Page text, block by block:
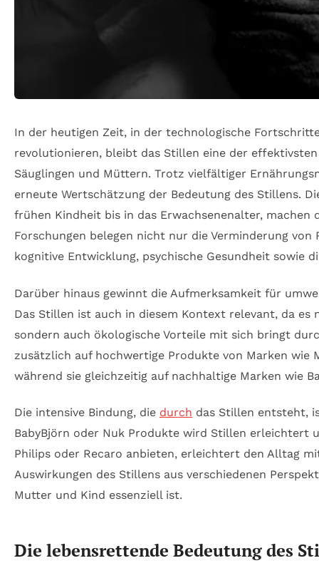
In der heutigen Zeit, in der technologische
revolutionieren, bleibt das Stillen eine der
Säuglingen und Müttern. Trotz vielfältiger
erneute Wertschätzung der Bedeutung des Stillens.
frühen Kindheit bis in das Erwachsenenalter,
Forschungen belegen nicht nur die Verminderung
kognitive Entwicklung, psychische Gesundheit sowie
Darüber hinaus gewinnt die Aufmerksamkeit für
Das Stillen ist auch in diesem Kontext relevant, da
sondern auch ökologische Vorteile mit sich bringt
zusätzlich auf hochwertige Produkte von Marken wie
während sie gleichzeitig auf nachhaltige Marken wie
Die intensive Bindung, die durch das Stillen entsteht,
BabyBjörn oder Nuk Produkte wird Stillen erleichtert
Philips oder Recaro anbieten, erleichtert den Alltag
Auswirkungen des Stillens aus verschiedenen
Mutter und Kind essenziell ist.
Die lebensrettende Bedeutung des